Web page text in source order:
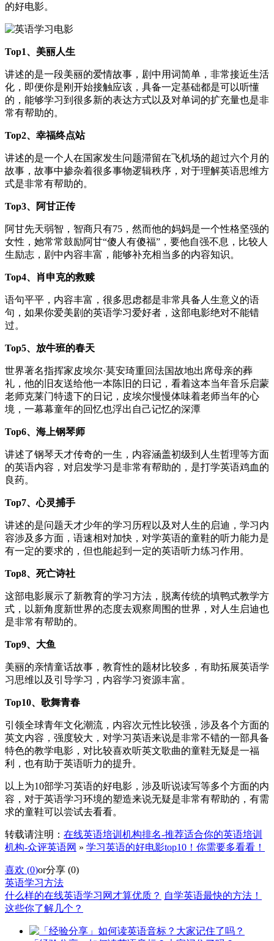
的好电影。
Top1、美丽人生
讲述的是一段美丽的爱情故事，剧中用词简单，非常接近生活
化，即便你是刚开始接触应该，具备一定基础都是可以听懂
的，能够学习到很多新的表达方式以及对单词的扩充量也是非
常有帮助的。
Top2、幸福终点站
讲述的是一个人在国家发生问题滞留在飞机场的超过六个月的
故事，故事中掺杂着很多事物逻辑秩序，对于理解英语思维方
式是非常有帮助的。
Top3、阿甘正传
阿甘先天弱智，智商只有75，然而他的妈妈是一个性格坚强的
女性，她常常鼓励阿甘“傻人有傻福”，要他自强不息，比较人
生励志，剧中内容丰富，能够补充相当多的内容知识。
Top4、肖申克的救赎
语句平平，内容丰富，很多思虑都是非常具备人生意义的语
句，如果你爱美剧的英语学习爱好者，这部电影绝对不能错
过。
Top5、放牛班的春天
世界著名指挥家皮埃尔·莫安琦重回法国故地出席母亲的葬
礼，他的旧友送给他一本陈旧的日记，看着这本当年音乐启蒙
老师克莱门特遗下的日记，皮埃尔慢慢体味着老师当年的心
境，一幕幕童年的回忆也浮出自己记忆的深潭
Top6、海上钢琴师
讲述了钢琴天才传奇的一生，内容涵盖初级到人生哲理等方面
的英语内容，对启发学习是非常有帮助的，是打学英语鸡血的
良药。
Top7、心灵捕手
讲述的是问题天才少年的学习历程以及对人生的启迪，学习内
容涉及多方面，语速相对加快，对学英语的童鞋的听力能力是
有一定的要求的，但也能起到一定的英语听力练习作用。
Top8、死亡诗社
这部电影展示了新教育的学习方法，脱离传统的填鸭式教学方
式，以新角度新世界的态度去观察周围的世界，对人生启迪也
是非常有帮助的。
Top9、大鱼
美丽的亲情童话故事，教育性的题材比较多，有助拓展英语学
习思维以及引导学习，内容学习资源丰富。
Top10、歌舞青春
引领全球青年文化潮流，内容次元性比较强，涉及各个方面的
英文内容，强度较大，对学习英语来说是非常不错的一部具备
特色的教学电影，对比较喜欢听英文歌曲的童鞋无疑是一福
利，也有助于英语听力的提升。
以上为10部学习英语的好电影，涉及听说读写等多个方面的内
容，对于英语学习环境的塑造来说无疑是非常有帮助的，有需
求的童鞋可以尝试去看看。
转载请注明： 在线英语培训机构排名-推荐适合你的英语培训
机构-众评英语网 » 学习英语的好电影top10！你需要多看看！
喜欢 (0)or分享 (0)
英语学习方法
什么样的在线英语学习网才算优质？ 自学英语最快的方法！
这些你了解几个？